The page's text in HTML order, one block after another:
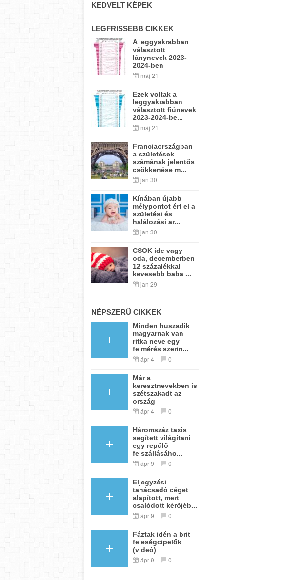
KEDVELT KÉPEK
LEGFRISSEBB CIKKEK
A leggyakrabban
választott
lánynevek 2023-
2024-ben
máj 21
Ezek voltak a
leggyakrabban
választott fiúnevek
2023-2024-be...
máj 21
Franciaországban
a születések
számának jelentős
csökkenése m...
jan 30
Kínában újabb
mélypontot ért el a
születési és
halálozási ar...
jan 30
CSOK ide vagy
oda, decemberben
12 százalékkal
kevesebb baba ...
jan 29
NÉPSZERŰ CIKKEK
Minden huszadik
magyarnak van
ritka neve egy
felmérés szerin...
ápr 4 0
Már a
keresztnevekben is
szétszakadt az
ország
ápr 4 0
Háromszáz taxis
segített világítani
egy repülő
felszállásáho...
ápr 9 0
Eljegyzési
tanácsadó céget
alapított, mert
csalódott kérőjéb...
ápr 9 0
Fáztak idén a brit
feleségcipelők
(videó)
ápr 9 0